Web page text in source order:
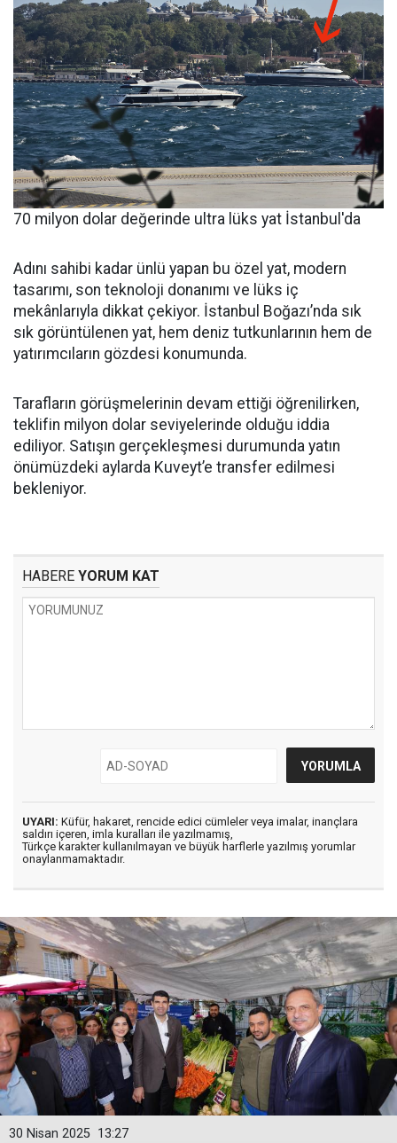
70 milyon dolar değerinde ultra lüks yat İstanbul'da
Adını sahibi kadar ünlü yapan bu özel yat, modern
tasarımı, son teknoloji donanımı ve lüks iç
mekânlarıyla dikkat çekiyor. İstanbul Boğazı’nda sık
sık görüntülenen yat, hem deniz tutkunlarının hem de
yatırımcıların gözdesi konumunda.
Tarafların görüşmelerinin devam ettiği öğrenilirken,
teklifin milyon dolar seviyelerinde olduğu iddia
ediliyor. Satışın gerçekleşmesi durumunda yatın
önümüzdeki aylarda Kuveyt’e transfer edilmesi
bekleniyor.
HABERE YORUM KAT
UYARI: Küfür, hakaret, rencide edici cümleler veya imalar, inançlara
saldırı içeren, imla kuralları ile yazılmamış,
Türkçe karakter kullanılmayan ve büyük harflerle yazılmış yorumlar
onaylanmamaktadır.
13:27
30 Nisan 2025